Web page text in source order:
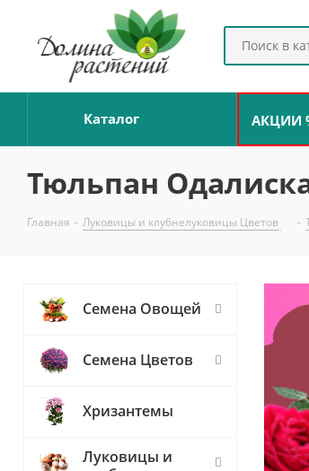
Каталог АКЦИИ
Тюльпан
Главная - Луковицы и клубнелуковицы Цветов -
Семена Овощей
Семена Цветов
Хризантемы
Луковицы и